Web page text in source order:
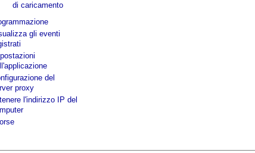
di caricamento
gli eventi
del
proxy
l'indirizzo IP del